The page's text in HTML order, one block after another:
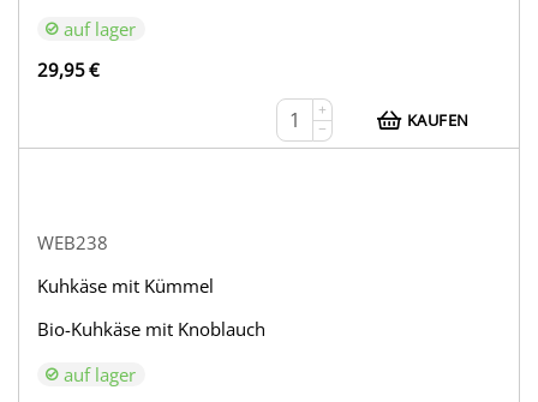
auf lager
29,95€
+
−
KAUFEN
WEB238
Kuhkäse mit Kümmel
Bio-Kuhkäse mit Knoblauch
auf lager